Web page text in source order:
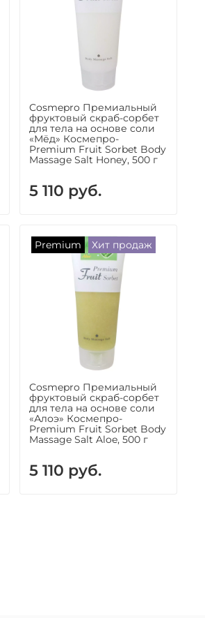
Cosmepro Премиальный
фруктовый скраб-сорбет
для тела на основе соли
«Мёд» Космепро-
Premium Fruit Sorbet Body
Massage Salt Honey, 500 г
5 110 руб.
Premium Хит продаж
Cosmepro Премиальный
фруктовый скраб-сорбет
для тела на основе соли
«Алоэ» Космепро-
Premium Fruit Sorbet Body
Massage Salt Aloe, 500 г
5 110 руб.